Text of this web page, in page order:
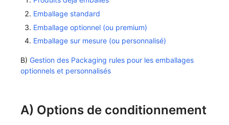
Emballage standard
Emballage optionnel (ou premium)
Emballage sur mesure (ou personnalisé)
B) Gestion des Packaging rules pour les emballages
optionnels et personnalisés
A) Options de conditionnement